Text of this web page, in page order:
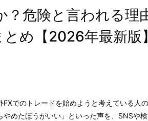
？危険と言われる理
め【2026年最新版】
FXでのトレードを始めようと考えている人
やめたほうがいい」といった声を、SNSや